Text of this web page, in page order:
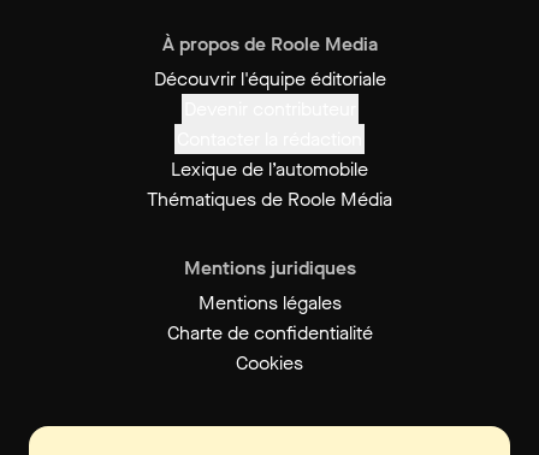
À propos de Roole Media
Découvrir l'équipe éditoriale
Lexique de l’automobile
Thématiques de Roole Média
Mentions juridiques
Mentions légales
Charte de confidentialité
Cookies